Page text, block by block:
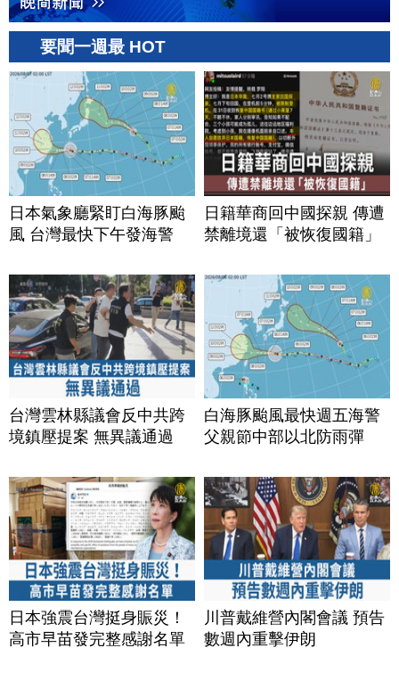
要聞一週最 HOT
日本氣象廳緊盯白海豚颱
風 台灣最快下午發海警
日籍華商回中國探親 傳遭
禁離境還「被恢復國籍」
台灣雲林縣議會反中共跨
境鎮壓提案 無異議通過
白海豚颱風最快週五海警
父親節中部以北防雨彈
日本強震台灣挺身賑災！
高市早苗發完整感謝名單
川普戴維營內閣會議 預告
數週內重擊伊朗